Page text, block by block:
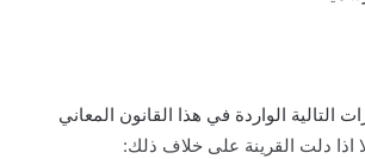
التالية الواردة في هذا القانون المعاني
اذا دلت القرينة على خلاف ذلك: